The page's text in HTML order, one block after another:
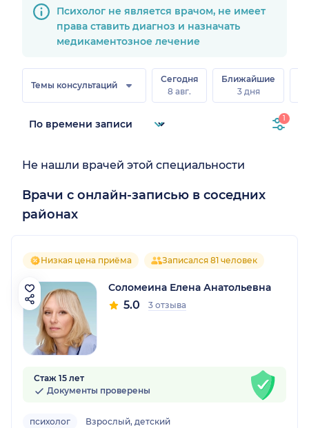
Психолог не является врачом, не имеет
права ставить диагноз и назначать
медикаментозное лечение
Темы консультаций
Сегодня
8 авг.
Ближайшие
3 дня
1
Не нашли врачей этой специальности
Врачи с онлайн-записью в соседних
районах
Низкая цена приёма Записался 81 человек
Соломеина Елена Анатольевна
5.0 3 отзыва
Стаж 15 лет
Документы проверены
психолог Взрослый, детский